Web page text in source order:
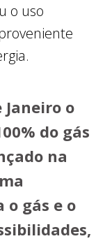
o uso
Janeiro o
do gás
na
o gás e o